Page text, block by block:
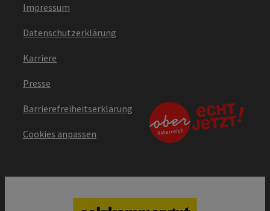
Impressum
Datenschutzerklärung
Karriere
Presse
Barrierefreiheitserklärung
Cookies anpassen